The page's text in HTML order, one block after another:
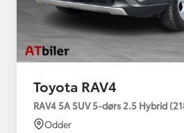
Toyota RAV4
RAV4 5A SUV 5-dørs 2.5 Hybrid
Odder